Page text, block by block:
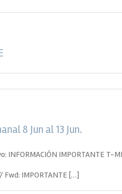
8 Jun al 13 Jun.
INFORMACIÓN IMPORTANTE T-
Fwd: IMPORTANTE […]